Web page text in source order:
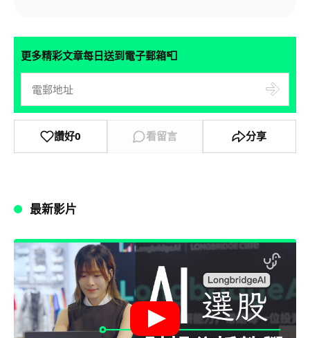
更多精彩文章每日送到電子郵箱📮
讚好0 看留言 分享
最新影片